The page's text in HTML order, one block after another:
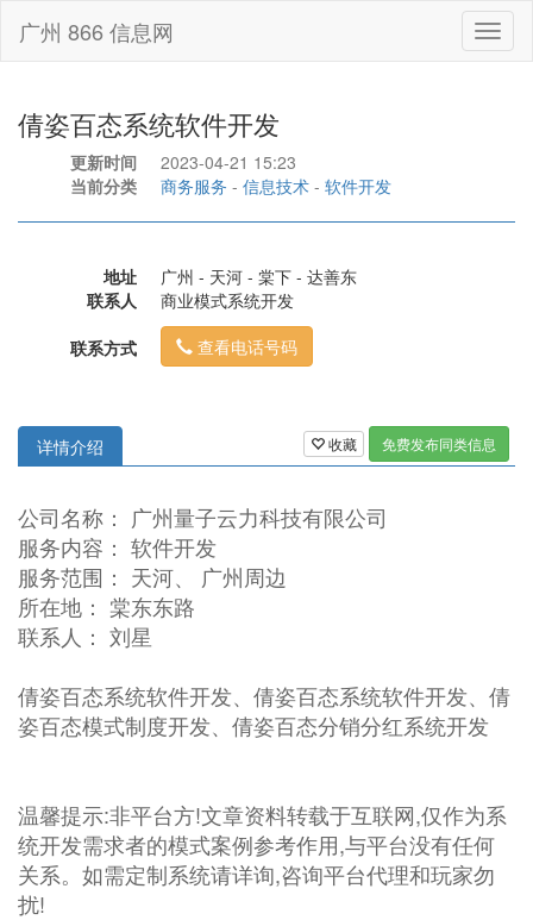
广州 866 信息网
倩姿百态系统软件开发
更新时间
2023-04-21 15:23
当前分类
商务服务 - 信息技术 - 软件开发
地址
广州 - 天河 - 棠下 - 达善东
联系人
商业模式系统开发
联系方式
查看电话号码
收藏 免费发布同类信息
详情介绍
公司名称： 广州量子云力科技有限公司
服务内容： 软件开发
服务范围： 天河、 广州周边
所在地： 棠东东路
联系人： 刘星
倩姿百态系统软件开发、倩姿百态系统软件开发、倩
姿百态模式制度开发、倩姿百态分销分红系统开发
温馨提示:非平台方!文章资料转载于互联网,仅作为系
统开发需求者的模式案例参考作用,与平台没有任何
关系。如需定制系统请详询,咨询平台代理和玩家勿
扰!